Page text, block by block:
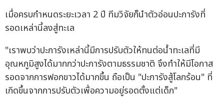
เมื่อครบกำหนดระยะเวลา 2 ปี ทีมวิจัยก็นำตัวอ่อนปะการังที่
รอดเหล่านี้ลงสู่ทะเล
"เราพบว่าปะการังเหล่านี้มีการปรับตัวให้ทนต่อน้ำทะเลที่มี
อุณหภูมิสูงได้มากกว่าปะการังตามธรรมชาติ จึงทำให้มีโอกาส
รอดจากการฟอกขาวได้มากขึ้น ถือเป็น "ปะการังสู้โลกร้อน" ที่
เกิดขึ้นจากการปรับตัวเพื่อความอยู่รอดตั้งแต่เด็ก"